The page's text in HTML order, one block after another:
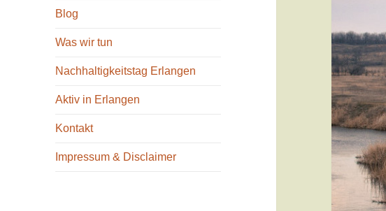
Blog
Was wir tun
Nachhaltigkeitstag Erlangen
Aktiv in Erlangen
Kontakt
Impressum & Disclaimer